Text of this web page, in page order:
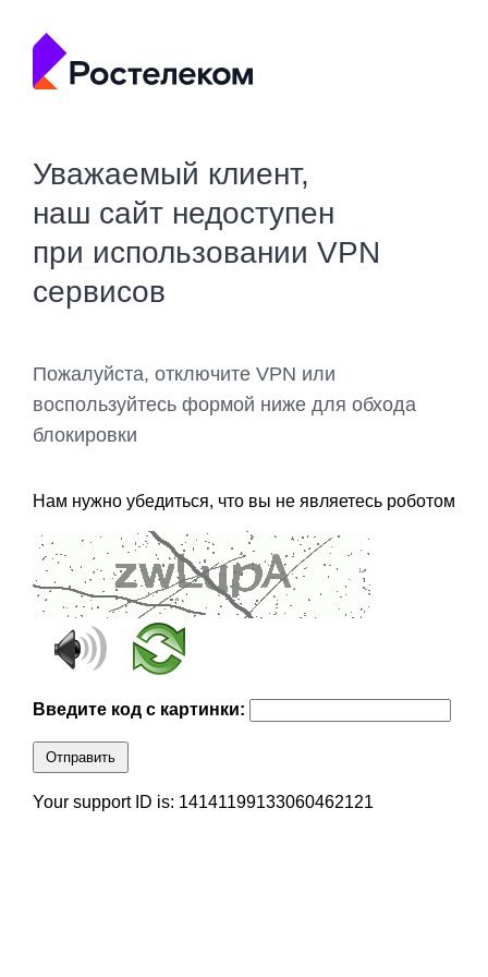
Уважаемый клиент,
наш сайт недоступен
при использовании VPN
сервисов
Пожалуйста, отключите VPN или
воспользуйтесь формой ниже для обхода
блокировки
Нам нужно убедиться, что вы не являетесь роботом
Введите код с картинки:
Отправить
Your support ID is: 14141199133060462121